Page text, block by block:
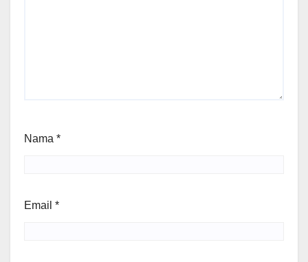
Nama *
Email *